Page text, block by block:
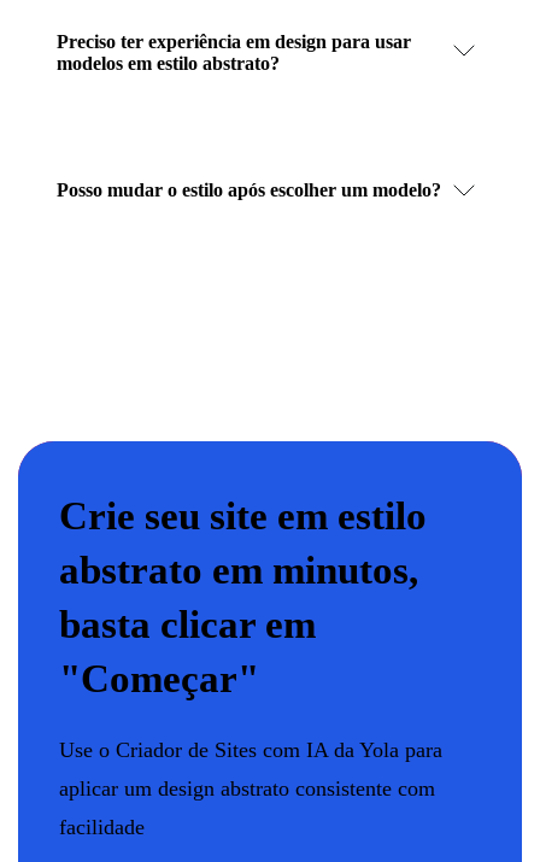
Preciso ter experiência em design para usar
modelos em estilo abstrato?
Posso mudar o estilo após escolher um modelo?
Crie seu site em estilo
abstrato em minutos,
basta clicar em
"Começar"
Use o Criador de Sites com IA da Yola para
aplicar um design abstrato consistente com
facilidade